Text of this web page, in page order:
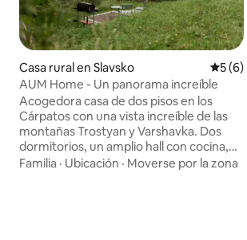
Casa rural en Slavsko
5 (6)
AUM Home - Un panorama increíble
Acogedora casa de dos pisos en los
Cárpatos con una vista increíble de las
montañas Trostyan y Varshavka. Dos
dormitorios, un amplio hall con cocina,
una gran terraza, dos baños y todo lo
Familia · Ubicación · Moverse por la zona